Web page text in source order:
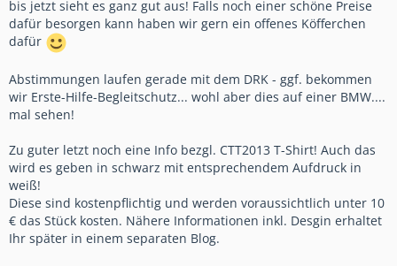
bis jetzt sieht es ganz gut aus! Falls noch einer schöne Preise
dafür besorgen kann haben wir gern ein offenes Köfferchen
dafür
Abstimmungen laufen gerade mit dem DRK - ggf. bekommen
wir Erste-Hilfe-Begleitschutz... wohl aber dies auf einer BMW....
mal sehen!
Zu guter letzt noch eine Info bezgl. CTT2013 T-Shirt! Auch das
wird es geben in schwarz mit entsprechendem Aufdruck in
weiß!
Diese sind kostenpflichtig und werden voraussichtlich unter 10
€ das Stück kosten. Nähere Informationen inkl. Desgin erhaltet
Ihr später in einem separaten Blog.